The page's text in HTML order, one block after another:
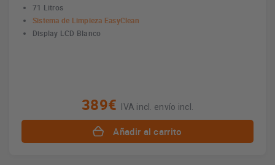
71 Litros
Sistema de Limpieza EasyClean
Display LCD Blanco
389€ IVA incl. envío incl.
Añadir al carrito